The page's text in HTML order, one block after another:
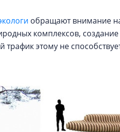
обращают внимание
комплексов,
этому не